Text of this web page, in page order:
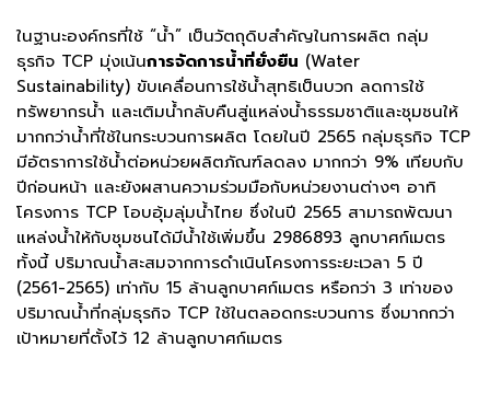
ในฐานะองค์กรที่ใช้ “น้ำ” เป็นวัตถุดิบสำคัญในการผลิต กลุ่ม
ธุรกิจ TCP มุ่งเน้นการจัดการน้ำที่ยั่งยืน (Water
Sustainability) ขับเคลื่อนการใช้น้ำสุทธิเป็นบวก ลดการใช้
ทรัพยากรน้ำ และเติมน้ำกลับคืนสู่แหล่งน้ำธรรมชาติและชุมชนให้
มากกว่าน้ำที่ใช้ในกระบวนการผลิต โดยในปี 2565 กลุ่มธุรกิจ TCP
มีอัตราการใช้น้ำต่อหน่วยผลิตภัณฑ์ลดลง มากกว่า 9% เทียบกับ
ปีก่อนหน้า และยังผสานความร่วมมือกับหน่วยงานต่างๆ อาทิ
โครงการ TCP โอบอุ้มลุ่มน้ำไทย ซึ่งในปี 2565 สามารถพัฒนา
แหล่งน้ำให้กับชุมชนได้มีน้ำใช้เพิ่มขึ้น 2986893 ลูกบาศก์เมตร
ทั้งนี้ ปริมาณน้ำสะสมจากการดำเนินโครงการระยะเวลา 5 ปี
(2561-2565) เท่ากับ 15 ล้านลูกบาศก์เมตร หรือกว่า 3 เท่าของ
ปริมาณน้ำที่กลุ่มธุรกิจ TCP ใช้ในตลอดกระบวนการ ซึ่งมากกว่า
เป้าหมายที่ตั้งไว้ 12 ล้านลูกบาศก์เมตร